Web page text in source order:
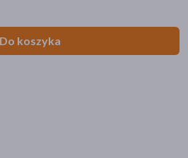
Do koszyka